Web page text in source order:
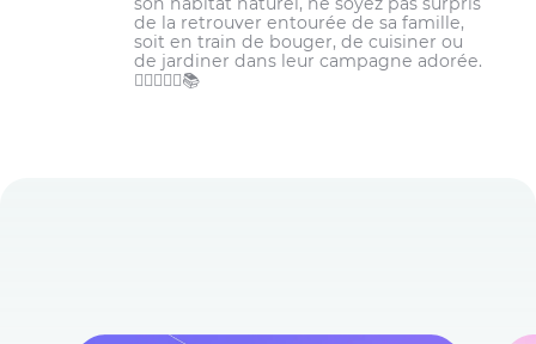
de la retrouver entourée de sa famille,
soit en train de bouger, de cuisiner ou
de jardiner dans leur campagne adorée.
🏋️‍♀️👩‍🌾🌾📚